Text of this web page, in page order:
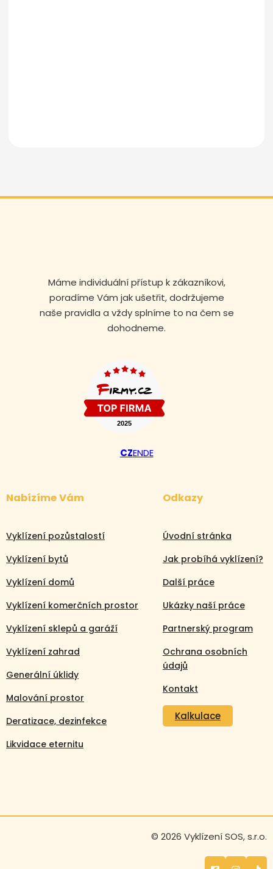
Máme individuální přístup k zákazníkovi,
poradíme Vám jak ušetřit, dodržujeme
naše pravidla a vždy splníme to na čem se
dohodneme.
CZENDE
Nabízíme Vám
Vyklízení pozůstalostí
Vyklízení bytů
Vyklízení domů
Vyklízení komerčních prostor
Vyklízení sklepů a garáží
Vyklízení zahrad
Generální úklidy
Malování prostor
Deratizace, dezinfekce
Likvidace eternitu
Odkazy
Úvodní stránka
Jak probíhá vyklízení?
Další práce
Ukázky naší práce
Partnerský program
Ochrana osobních
údajů
Kontakt
Kalkulace
© 2026 Vyklízení SOS, s.r.o.